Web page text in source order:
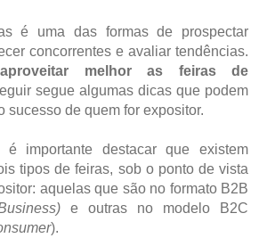
é uma das formas de prospectar
concorrentes e avaliar tendências.
melhor as feiras de
segue algumas dicas que podem
sucesso de quem for expositor.
é importante destacar que existem
tipos de feiras, sob o ponto de vista
aquelas que são no formato B2B
e outras no modelo B2C
).